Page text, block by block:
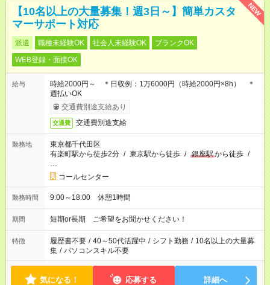
NEW
【10名以上の大量募集！週3日～】簡単カスタ
マーサポート対応
派遣 職種未経験OK 社会人未経験OK
ブランクOK
WEB登録・面接OK
給与
時給2000円～ ＊日収例：1万6000円（時給2000円×8h） ＊
週払いOK
交通費別途支給あり
交通費 交通費別途支給
勤務地
東京都千代田区
有楽町駅から徒歩2分 / 東京駅から徒歩 / 銀座駅から徒歩 /
…
コールセンター
勤務時間 9:00～18:00 休憩1時間
期間 短期or長期 ご希望をお聞かせください！
特徴 履歴書不要 / 40～50代活躍中 / シフト勤務 / 10名以上の大量募
集 / パソコンスキル不要
気になる！ 応募する 詳細へ